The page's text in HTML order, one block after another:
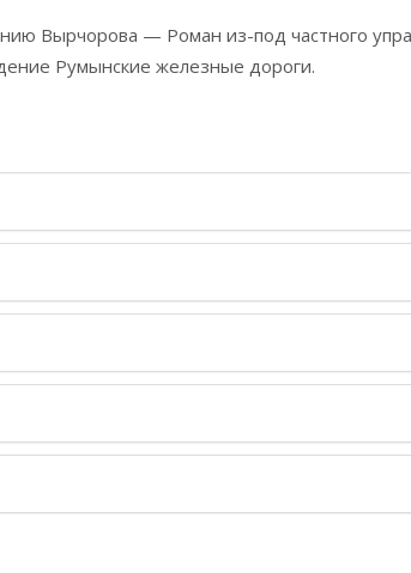
Вырчорова — Роман из-под частного
Румынские железные дороги.